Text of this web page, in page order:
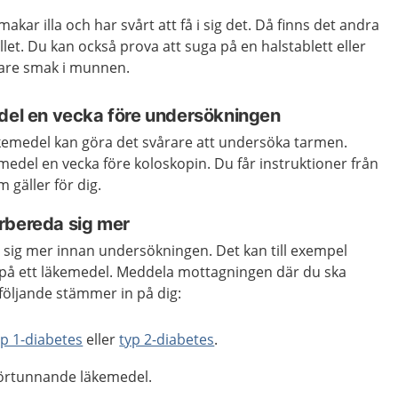
illa och har svårt att få i sig det. Då finns det andra
Du kan också prova att suga på en halstablett eller
smak i munnen.
en vecka före undersökningen
kan göra det svårare att undersöka tarmen.
en vecka före koloskopin. Du får instruktioner från
gäller för dig.
sig mer
mer innan undersökningen. Det kan till exempel
ett läkemedel. Meddela mottagningen där du ska
stämmer in på dig:
1-diabetes ellertyp 2-diabetes.
läkemedel.